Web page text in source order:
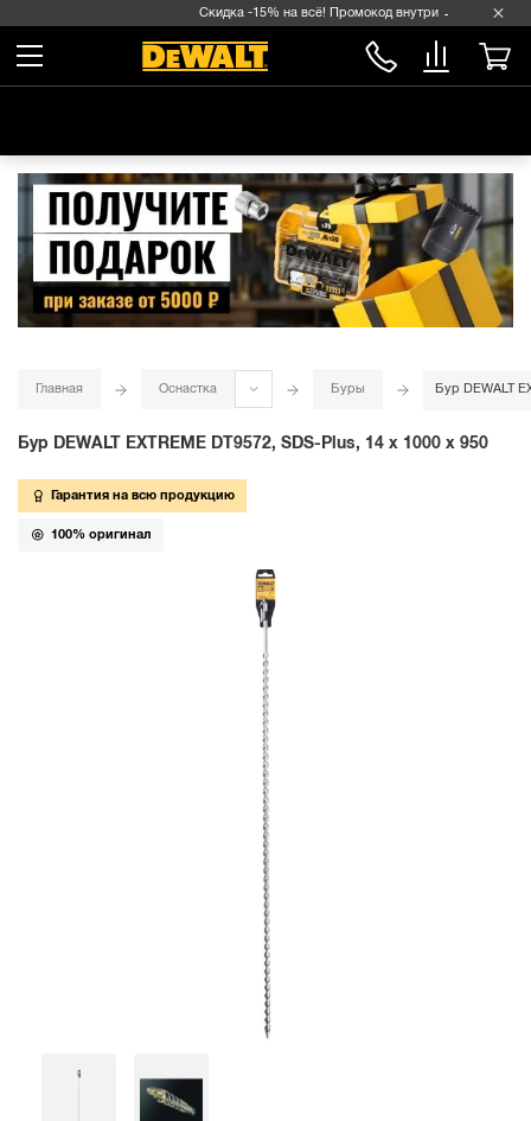
Скидка -15% на всё! Промокод внутри →
Главная Оснастка Буры Бур DEWALT
Бур DEWALT EXTREME DT9572, SDS-Plus, 14 x 1000 x 950
Гарантия на всю продукцию
100% оригинал